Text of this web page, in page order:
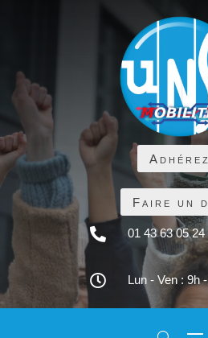
Adhérez
Faire un
 01 43 63 05 24
 Lun - Ven : 9h